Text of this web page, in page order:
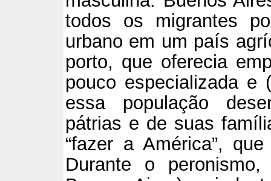
todos os migrantes
urbano em um país
porto, que oferecia
pouco especializada e
essa população
pátrias e de suas
“fazer a América”,
Durante o